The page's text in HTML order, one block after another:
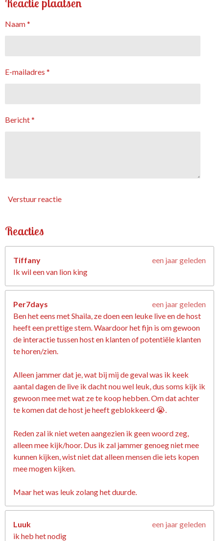
Reactie plaatsen
Naam *
E-mailadres *
Bericht *
Verstuur reactie
Reacties
Tiffany
een jaar geleden
Ik wil een van lion king
Per7days
een jaar geleden
Ben het eens met Shaila, ze doen een leuke live en de host
heeft een prettige stem. Waardoor het fijn is om gewoon
de interactie tussen host en klanten of potentiële klanten
te horen/zien.
Alleen jammer dat je, wat bij mij de geval was ik keek
aantal dagen de live ik dacht nou wel leuk, dus soms kijk ik
gewoon mee met wat ze te koop hebben. Om dat achter
te komen dat de host je heeft geblokkeerd 😭.
Reden zal ik niet weten aangezien ik geen woord zeg,
alleen mee kijk/hoor. Dus ik zal jammer genoeg niet mee
kunnen kijken, wist niet dat alleen mensen die iets kopen
mee mogen kijken.
Maar het was leuk zolang het duurde.
Luuk
een jaar geleden
ik heb het nodig